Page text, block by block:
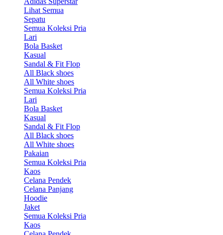
Lihat Semua
Sepatu
Semua Koleksi Pria
Lari
Bola Basket
Kasual
Sandal & Fit Flop
All Black shoes
All White shoes
Semua Koleksi Pria
Lari
Bola Basket
Kasual
Sandal & Fit Flop
All Black shoes
All White shoes
Pakaian
Semua Koleksi Pria
Kaos
Celana Pendek
Celana Panjang
Hoodie
Jaket
Semua Koleksi Pria
Kaos